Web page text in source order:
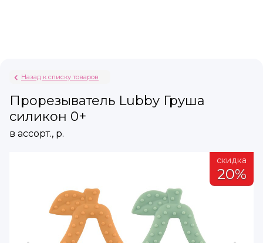
Назад к списку товаров
Прорезыватель Lubby Груша
силикон 0+
в ассорт., р.
скидка
20%